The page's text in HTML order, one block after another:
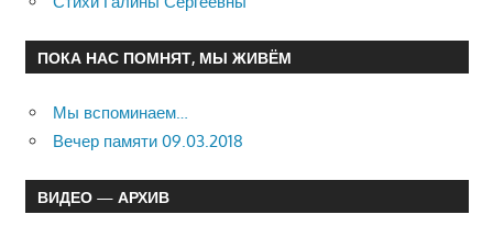
ПОКА НАС ПОМНЯТ, МЫ ЖИВЁМ
Мы вспоминаем…
Вечер памяти 09.03.2018
ВИДЕО — АРХИВ